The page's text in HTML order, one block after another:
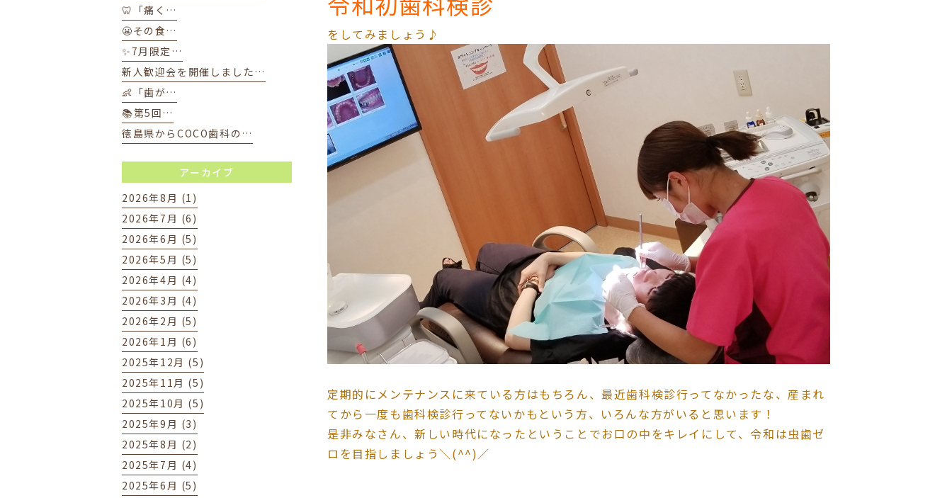
をしてみましょう♪
定期的にメンテナンスに来ている方はもちろん、最近歯科検診行ってなかったな、産まれ
てから一度も歯科検診行ってないかもという方、いろんな方がいると思います！
是非みなさん、新しい時代になったということでお口の中をキレイにして、令和は虫歯ゼ
ロを目指しましょう＼(^^)／
🦷「痛く…
😬その食…
✨7月限定…
新人歓迎会を開催しました…
👶「歯が…
📚第5回…
徳島県からCOCO歯科の…
アーカイブ
2026年8月 (1)
2026年7月 (6)
2026年6月 (5)
2026年5月 (5)
2026年4月 (4)
2026年3月 (4)
2026年2月 (5)
2026年1月 (6)
2025年12月 (5)
2025年11月 (5)
2025年10月 (5)
2025年9月 (3)
2025年8月 (2)
2025年7月 (4)
2025年6月 (5)